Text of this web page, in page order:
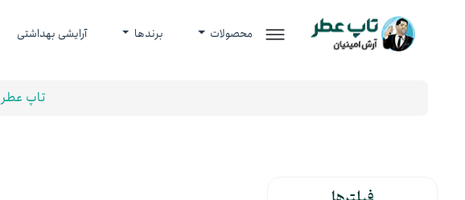
محصولات برندها آرایشی بهداشتی
تاپ عطر